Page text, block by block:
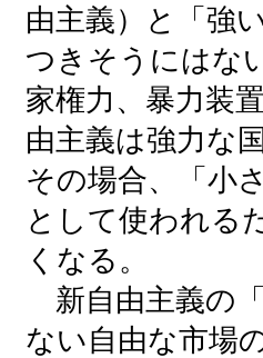
由主義）と「強
つきそうにはな
家権力、暴力装
由主義は強力な
その場合、「小
として使われる
くなる。
新自由主義の
ない自由な市場